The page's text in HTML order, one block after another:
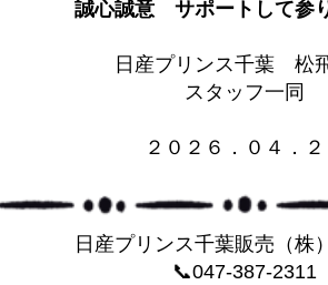
誠心誠意 サポートして参
日産プリンス千葉 松
スタッフ一同
２０２６．０４．
日産プリンス千葉販売（株
📞047-387-2311